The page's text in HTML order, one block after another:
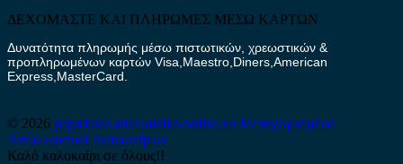
ΔΕΧΟΜΑΣΤΕ ΚΑΙ ΠΛΗΡΩΜΕΣ ΜΕΣΩ ΚΑΡΤΩΝ
Δυνατότητα πληρωμής μέσω πιστωτικών, χρεωστικών &
προπληρωμένων καρτών Visa,Maestro,Diners,American
Express,MasterCard.
© 2026 papadakis.antallaktika-online.eu Μεταχειρισμένα
Ανταλλακτικά Αυτοκινήτων
Καλό καλοκαίρι σε όλους!!